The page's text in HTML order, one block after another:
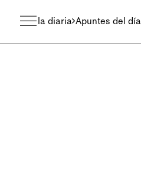
la diaria Apuntes del día